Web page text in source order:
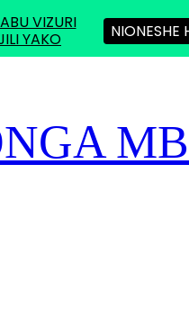
VIZURI
YAKO
NIONESHE